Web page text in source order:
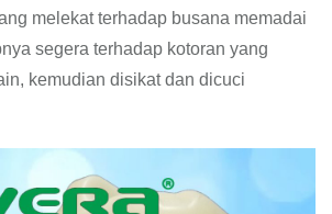
melekat terhadap busana memadai
segera terhadap kotoran yang
kemudian disikat dan dicuci